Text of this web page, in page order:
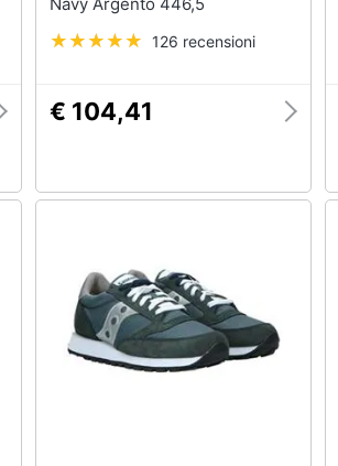
126 recensioni
€ 104,41